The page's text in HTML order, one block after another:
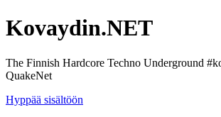
Kovaydin.NET
The Finnish Hardcore Techno Underground
QuakeNet
Hyppää sisältöön